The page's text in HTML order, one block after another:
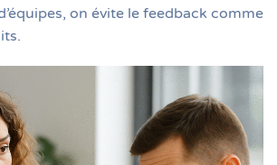
on évite le feedback comme